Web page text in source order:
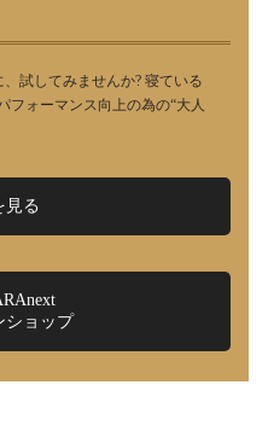
試してみませんか? 寝ている
フォーマンス向上の為の“大人
見る
ショップ